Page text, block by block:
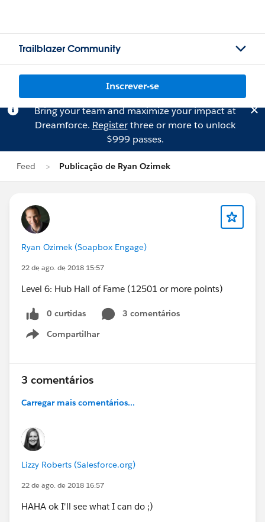
Trailblazer Community
Inscrever-se
Bring your team and maximize your impact at
Dreamforce. Registerthree or more to unlock
$999 passes.
Feed Publicação de Ryan Ozimek
Ryan Ozimek (Soapbox Engage)
22 de ago. de 2018 15:57
Level 6: Hub Hall of Fame (12501 or more points)
0 curtidas
3 comentários
Compartilhar
Show menu
3 comentários
Carregar mais comentários...
Lizzy Roberts (Salesforce.org)
22 de ago. de 2018 16:57
HAHA ok I'll see what I can do ;)